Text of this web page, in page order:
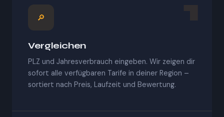
🔎
Vergleichen
PLZ und Jahresverbrauch eingeben. Wir zeigen dir
sofort alle verfügbaren Tarife in deiner Region –
sortiert nach Preis, Laufzeit und Bewertung.